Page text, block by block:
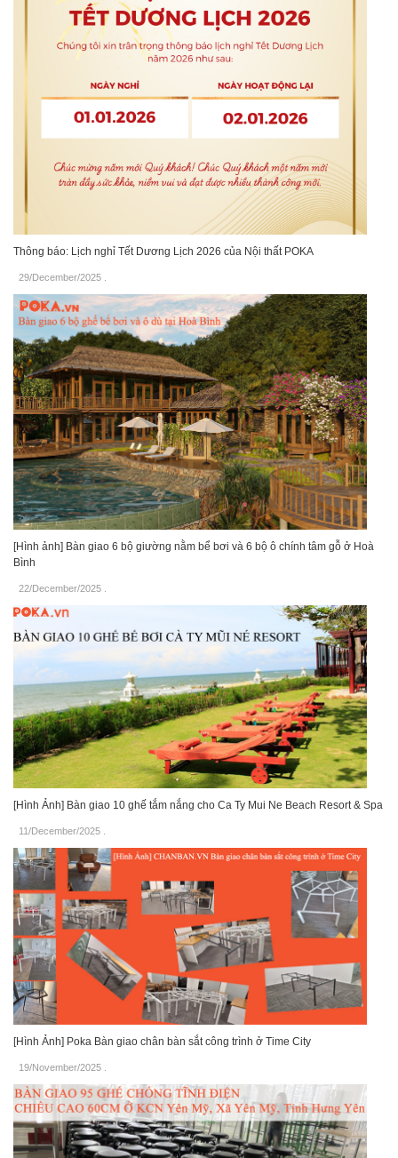
Thông báo: Lịch nghỉ Tết Dương Lịch 2026 của Nội thất POKA
29/December/2025
[Hình ảnh] Bàn giao 6 bộ giường nằm bể bơi và 6 bộ ô chính tâm gỗ ở Hoà
Bình
22/December/2025
[Hình Ảnh] Bàn giao 10 ghế tắm nắng cho Ca Ty Mui Ne Beach Resort & Spa
11/December/2025
[Hình Ảnh] Poka Bàn giao chân bàn sắt công trình ở Time City
19/November/2025